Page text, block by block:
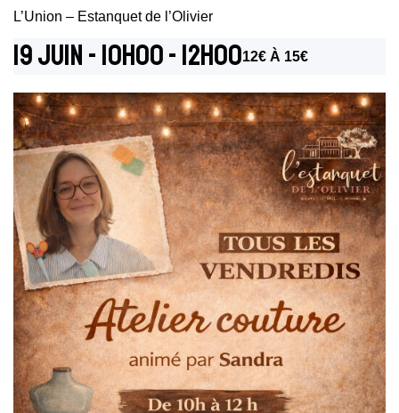
L’Union – Estanquet de l’Olivier
19 Juin - 10h00- 12h0012€ À 15€